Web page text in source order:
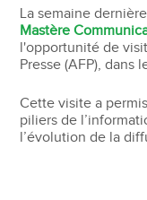
La semaine
Mastère
l'opportunité de
Presse (AFP), dans
Cette visite a
piliers de
l’évolution de la